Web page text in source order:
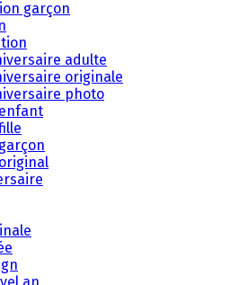
garçon
adulte
originale
photo